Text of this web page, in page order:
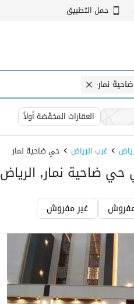
حمل التطبيق
ضاحية نمار
العقارات المخفّضة أولاً
غرب الرياض حي ضاحية نمار
حي ضاحية نمار, الرياض
غير مفروش